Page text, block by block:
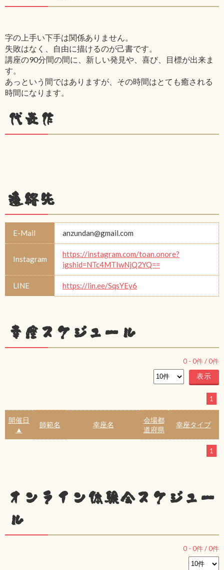
字の上手い下手は関係ありません。
失敗はなく、自由に描けるのが己書です。
講座の90分間の間に、新しい発見や、喜び、目標が出来ま
す。
あっという間ではありますが、その時間はとても癒される
時間になります。
代表作
連絡先
E-Mail anzundan@gmail.com
Instagram
https://instagram.com/toan.onore?
igshid=NTc4MTIwNjQ2YQ==
LINE https://lin.ee/SqsYEy6
幸座スケジュール
0 - 0件 /0件
1
開催日
▲
師範名 幸座名
会場都
道府県
幸座タイプ
1
オンライン体験会スケジュー
ル
0 - 0件 /0件